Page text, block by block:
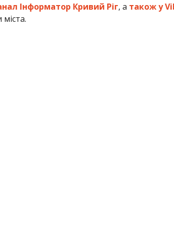
Інформатор Кривий Ріг, а також у